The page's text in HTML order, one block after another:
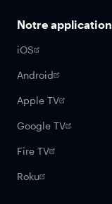
Notre application
iOS
Android
Apple TV
Google TV
Fire TV
Roku